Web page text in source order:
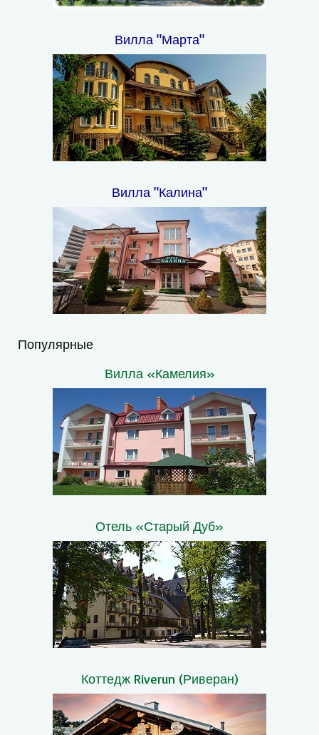
Вилла "Марта"
Вилла "Калина"
Популярные
Вилла «Камелия»
Отель «Старый Дуб»
Коттедж Riverun (Риверан)